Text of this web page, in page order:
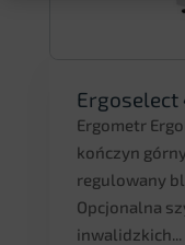
Ergoselect
Ergometr
kończyn
regulowany
Opcjonalna
inwalidzkich...